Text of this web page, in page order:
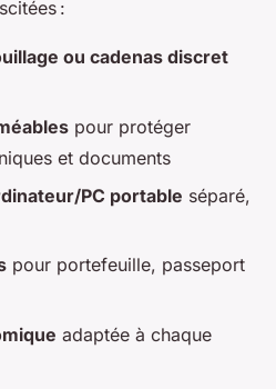
:
ou cadenas discret
pour protéger
et documents
PC portable séparé,
pour portefeuille, passeport
adaptée à chaque